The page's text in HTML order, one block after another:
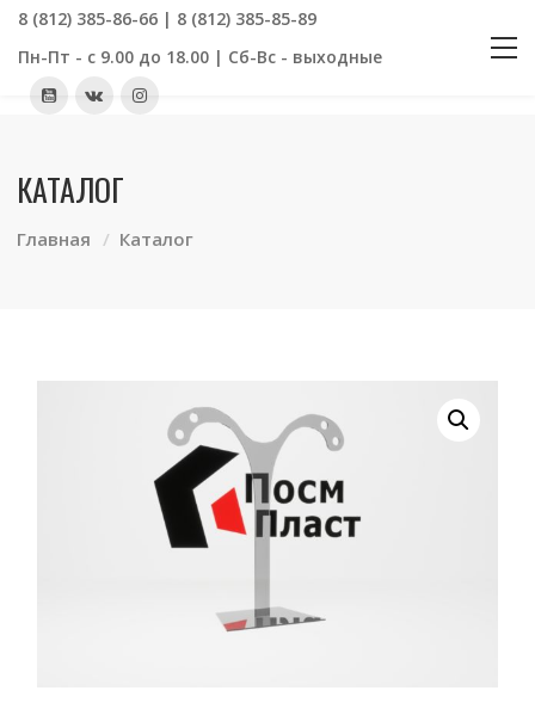
8 (812) 385-86-66 | 8 (812) 385-85-89
Пн-Пт - с 9.00 до 18.00 | Сб-Вс - выходные
КАТАЛОГ
Главная Каталог